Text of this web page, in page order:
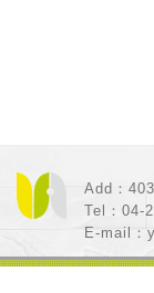
Add：
Tel：04-
E-mail：